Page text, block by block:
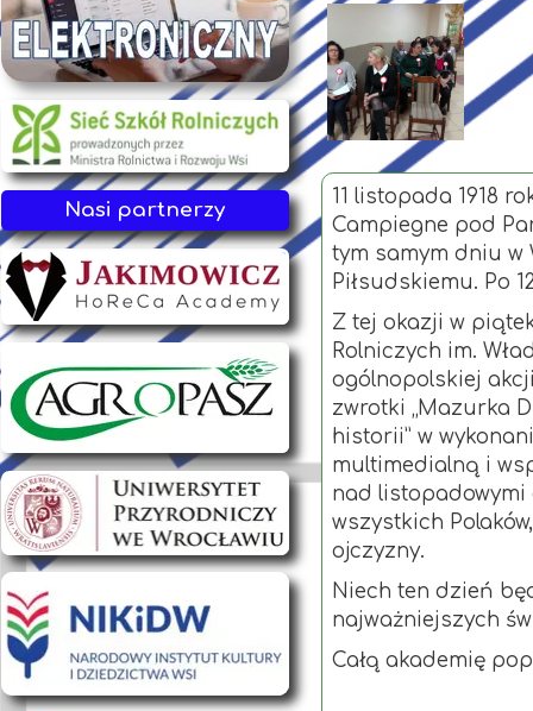
Nasi partnerzy
11 listopada 1918
Campiegne pod
tym samym dniu w
Piłsudskiemu. Po
Z tej okazji w
Rolniczych im.
ogólnopolskiej
zwrotki „Mazurka
historii” w
multimedialną i
nad listopadowymi
wszystkich
ojczyzny.
Niech ten dzień
najważniejszych
Całą akademię